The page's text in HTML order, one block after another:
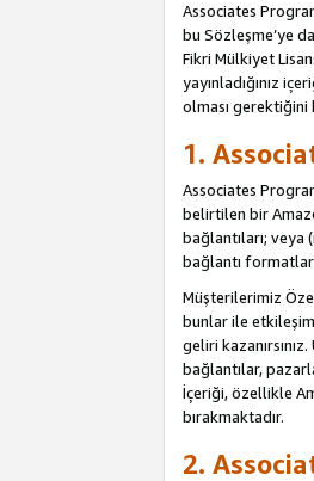
Associates
bu Sözleşme’ye
Fikri Mülkiyet
yayınladığınız
olması gerektiğini
1.
Associates
belirtilen bir
bağlantıları; veya
bağlantı
Müşterilerimiz
bunlar ile
geliri
bağlantılar,
İçeriği, özellikle
bırakmaktadır.
2.